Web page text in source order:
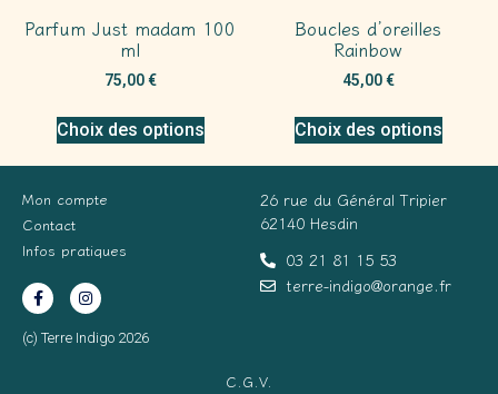
Parfum Just madam 100
ml
75,00€
Choix des options
Boucles d’oreilles
Rainbow
45,00€
Choix des options
Mon compte
Contact
Infos pratiques
(c) Terre Indigo 2026
26 rue du Général Tripier
62140 Hesdin
03 21 81 15 53
terre-indigo@orange.fr
C.G.V.